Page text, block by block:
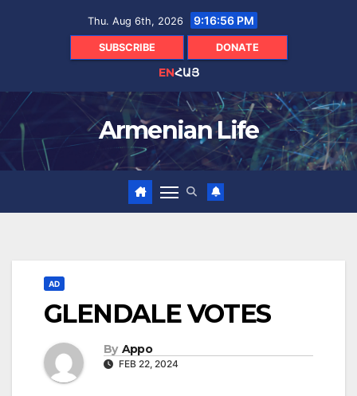
Thu. Aug 6th, 2026 9:16:57 PM
SUBSCRIBE DONATE
ENՀԱՅ
Armenian Life
AD
GLENDALE VOTES
By Appo
FEB 22, 2024